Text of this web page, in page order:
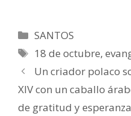
Categorías
SANTOS
Etiquetas
18 de octubre,
Un criador polaco
XIV con un caballo
de gratitud y esperanza